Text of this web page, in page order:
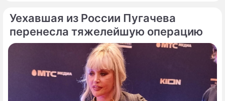
Уехавшая из России Пугачева
перенесла тяжелейшую операцию